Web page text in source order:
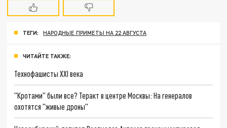
ТЕГИ: НАРОДНЫЕ ПРИМЕТЫ НА 22 АВГУСТА
ЧИТАЙТЕ ТАКЖЕ:
Технофашисты XXI века
"Кротами" были все? Теракт в центре Москвы: На генералов
охотятся "живые дроны"